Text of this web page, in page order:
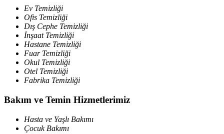
Ev Temizliği
Ofis Temizliği
Dış Cephe Temizliği
İnşaat Temizliği
Hastane Temizliği
Fuar Temizliği
Okul Temizliği
Otel Temizliği
Fabrika Temizliği
Bakım ve Temin Hizmetlerimiz
Hasta ve Yaşlı Bakımı
Çocuk Bakımı